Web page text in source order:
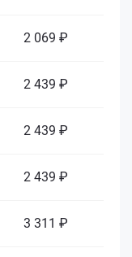
2 069 ₽
2 439 ₽
2 439 ₽
2 439 ₽
3 311 ₽